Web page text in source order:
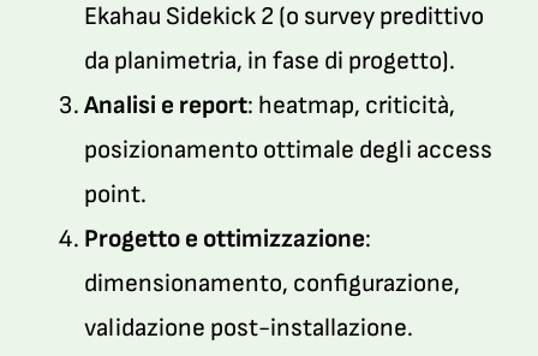
Ekahau Sidekick 2 (o survey predittivo
da planimetria, in fase di progetto).
Analisi e report: heatmap, criticità,
posizionamento ottimale degli access
point.
Progetto e ottimizzazione:
dimensionamento, configurazione,
validazione post-installazione.